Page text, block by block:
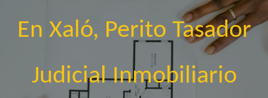
En Xaló, Perito Tasador
Judicial Inmobiliario